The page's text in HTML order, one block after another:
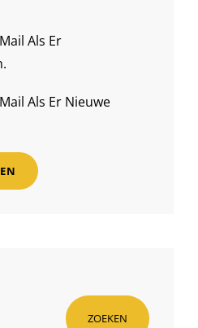
Als Er
Als Er Nieuwe
ZOEKEN